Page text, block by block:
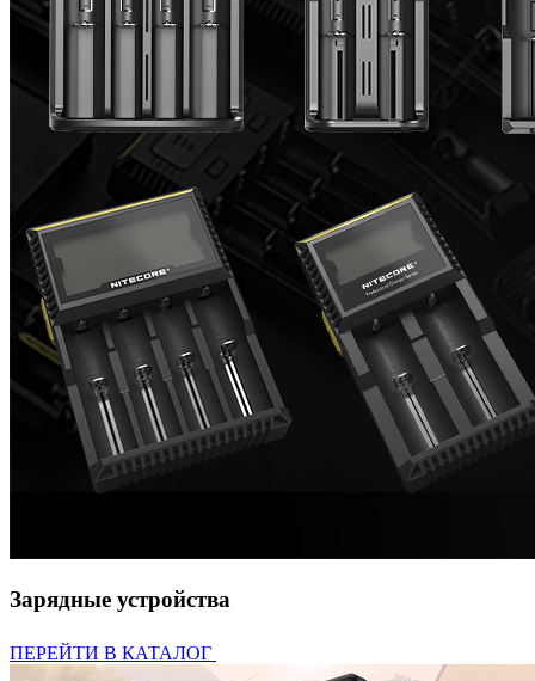
Зарядные устройства
ПЕРЕЙТИ В КАТАЛОГ